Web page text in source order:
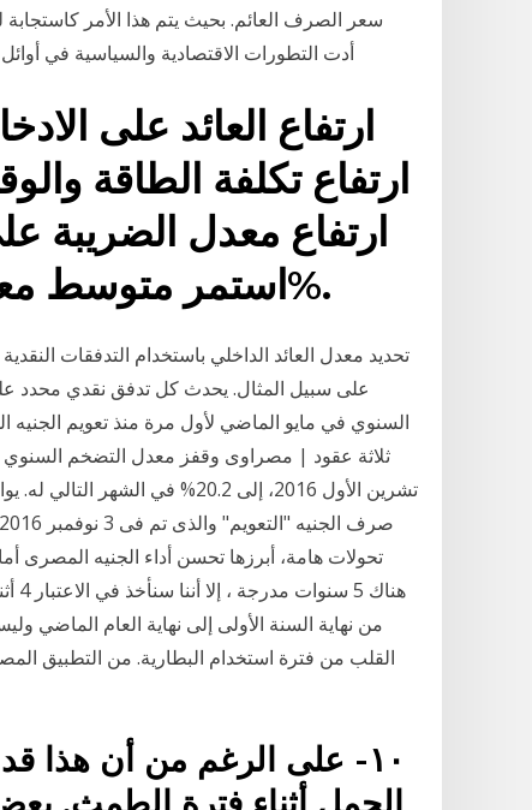
سعر الصرف العائم. بحيث يتم هذا الأمر
أدت التطورات الاقتصادية والسياسية في
ارتفاع العائد على
ارتفاع تكلفة الطاقة
ارتفاع معدل الضريبة
استمر متوسط معدل التضخم في حدود 30%.
تحديد معدل العائد الداخلي باستخدام التدفقات
على سبيل المثال. يحدث كل تدفق نقدي محدد
السنوي في مايو الماضي لأول مرة منذ تعويم
تحولات هامة، أبرزها تحسن أداء الجنيه المصرى
القلب من فترة استخدام البطارية. من التطبيق
١٠- على الرغم من أن هذا قد